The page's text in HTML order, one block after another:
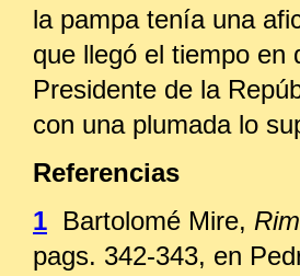
la pampa tenía una
que llegó el tiempo en
Presidente de la
con una plumada lo
Referencias
1 Bartolomé Mire,
pags. 342-343, en